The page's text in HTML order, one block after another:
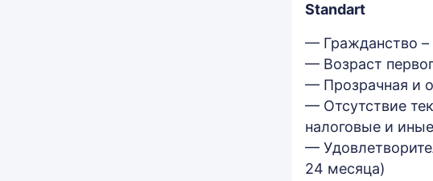
Standart
— Гражданство –
— Возраст
— Прозрачная и
— Отсутствие
налоговые и
—
24 месяца)